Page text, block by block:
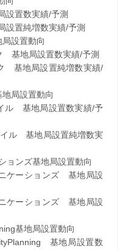
数実績/予測
純増数実績/予測
設置動向
局設置数実績/予測
地局設置純増数実績/
局設置動向
基地局設置数実績/予
基地局設置純増数実
ンズ基地局設置動向
ションズ 基地局設
ションズ 基地局設
基地局設置動向
基地局設置数